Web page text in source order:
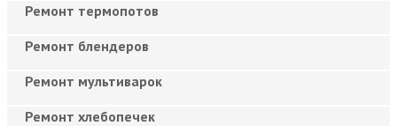
Ремонт термопотов
Ремонт блендеров
Ремонт мультиварок
Ремонт хлебопечек